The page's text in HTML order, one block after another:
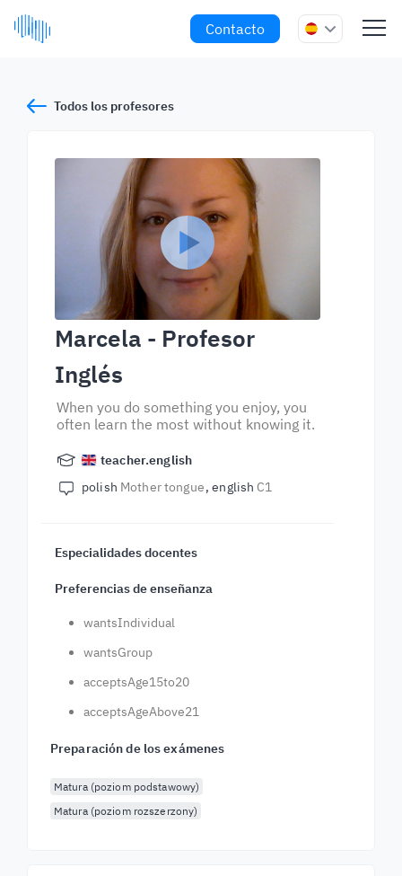
Contacto
Todos los profesores
Marcela - Profesor
Inglés
When you do something you enjoy, you
often learn the most without knowing it.
teacher.english
polish Mother tongue english C1
Especialidades docentes
Preferencias de enseñanza
wantsIndividual
wantsGroup
acceptsAge15to20
acceptsAgeAbove21
Preparación de los exámenes
Matura (poziom podstawowy)
Matura (poziom rozszerzony)